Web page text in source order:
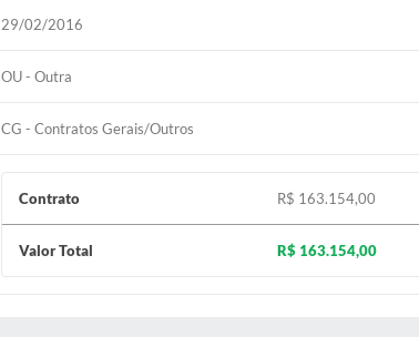
29/02/2016
OU - Outra
CG - Contratos Gerais/Outros
Contrato
R$ 163.154,00
Valor Total R$ 163.154,00